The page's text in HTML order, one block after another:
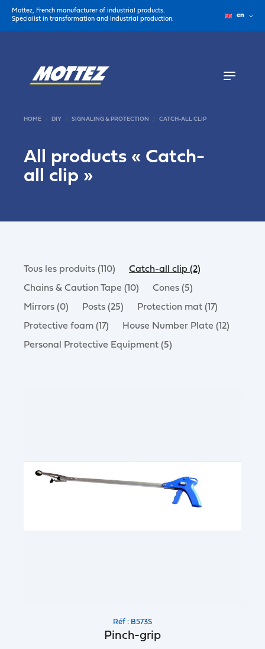
Mottez, French manufacturer of industrial products.
Specialist in transformation and industrial production.
en
HOME DIY SIGNALING & PROTECTION CATCH-ALL CLIP
All products « Catch-
all clip »
Tous les produits (110)
Catch-all clip (2)
Chains & Caution Tape (10)
Cones (5)
Mirrors (0)
Posts (25)
Protection mat (17)
Protective foam (17)
House Number Plate (12)
Personal Protective Equipment (5)
Réf : B573S
Pinch-grip